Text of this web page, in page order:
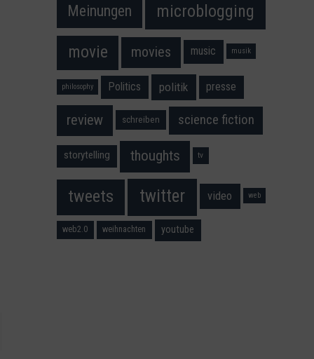
Meinungen microblogging
movie movies music musik
philosophy Politics politik presse
review schreiben science fiction
storytelling thoughts tv
tweets twitter video web
web2.0 weihnachten youtube